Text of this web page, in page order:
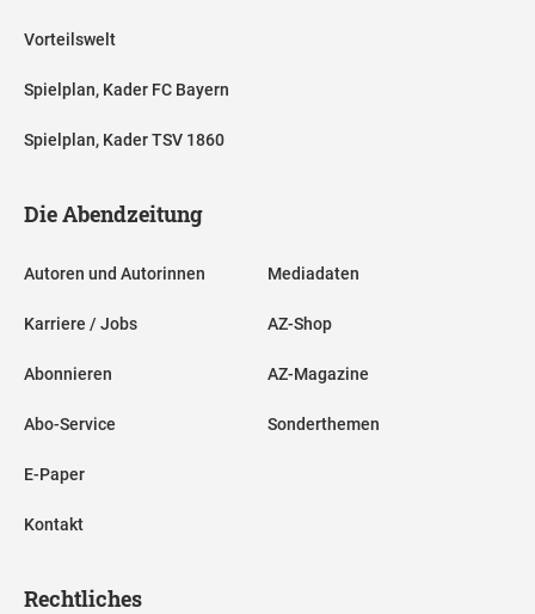
Vorteilswelt
Spielplan, Kader FC Bayern
Spielplan, Kader TSV 1860
Die Abendzeitung
Autoren und Autorinnen
Karriere / Jobs
Abonnieren
Abo-Service
E-Paper
Kontakt
Mediadaten
AZ-Shop
AZ-Magazine
Sonderthemen
Rechtliches